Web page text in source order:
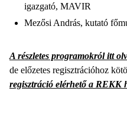
igazgató, MAVIR
Mezősi András, kutató
A részletes programokról itt
de előzetes regisztrációhoz
regisztráció elérhető a REKK